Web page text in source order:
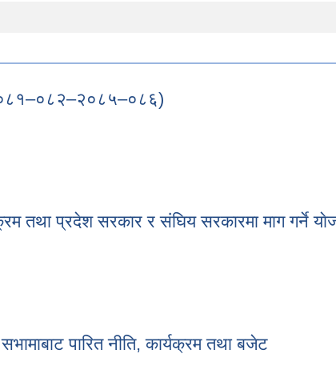
तथा प्रदेश सरकार र संघिय सरकारमा माग गर्ने
पारित नीति, कार्यक्रम तथा बजेट